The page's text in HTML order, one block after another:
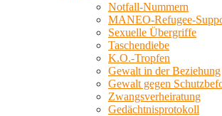
Notfall-Nummern
MANEO-Refugee-
Sexuelle Übergriffe
Taschendiebe
K.O.-Tropfen
Gewalt in der Beziehung
Gewalt gegen
Zwangsverheiratung
Gedächtnisprotokoll